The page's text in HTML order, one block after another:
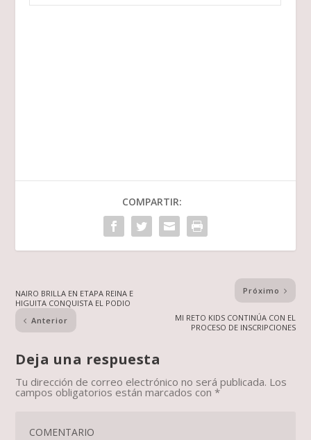
COMPARTIR:
NAIRO BRILLA EN ETAPA REINA E
HIGUITA CONQUISTA EL PODIO
Anterior
Próximo
MI RETO KIDS CONTINÚA CON EL
PROCESO DE INSCRIPCIONES
Deja una respuesta
Tu dirección de correo electrónico no será publicada. Los
campos obligatorios están marcados con*